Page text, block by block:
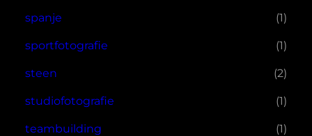
spanje (1)
sportfotografie (1)
steen (2)
studiofotografie (1)
teambuilding (1)